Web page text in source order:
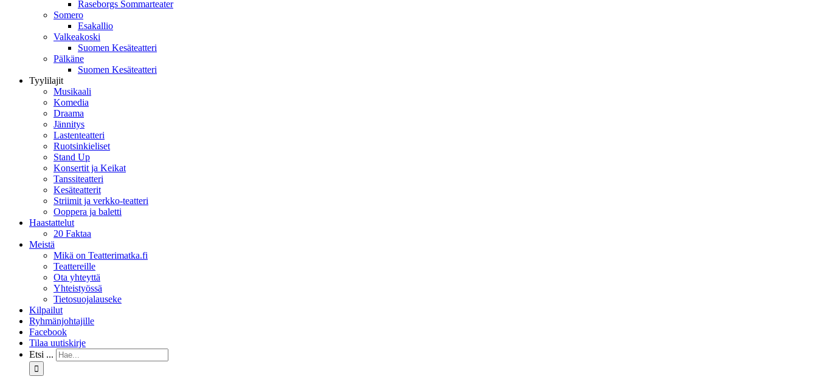
Raseborgs Sommarteater
Somero
Esakallio
Valkeakoski
Suomen Kesäteatteri
Pälkäne
Suomen Kesäteatteri
Tyylilajit
Musikaali
Komedia
Draama
Jännitys
Lastenteatteri
Ruotsinkieliset
Stand Up
Konsertit ja Keikat
Tanssiteatteri
Kesäteatterit
Striimit ja verkko-teatteri
Ooppera ja baletti
Haastattelut
20 Faktaa
Meistä
Mikä on Teatterimatka.fi
Teattereille
Ota yhteyttä
Yhteistyössä
Tietosuojalauseke
Kilpailut
Ryhmänjohtajille
Facebook
Tilaa uutiskirje
Etsi ...